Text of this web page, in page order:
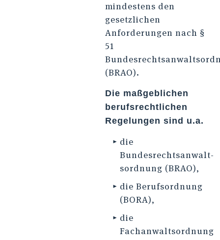
mindestens den
gesetzlichen
Anforderungen nach §
51
(BRAO).
Die maßgeblichen
berufsrechtlichen
Regelungen sind u.a.
die
Bundesrechtsanwalt­
sordnung (BRAO),
die Berufsordnung
(BORA),
die
Fachanwaltsordnung